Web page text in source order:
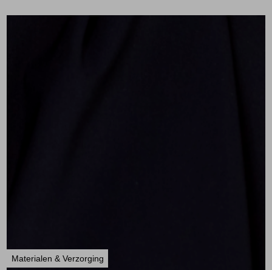
Materialen & Verzorging